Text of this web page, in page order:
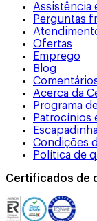
Assistência
Perguntas
Ofertas
Emprego
Blog
Acerca da
Programa
Patrocínios
Condições
Política de
Certificados de